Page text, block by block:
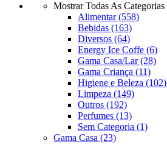
Mostrar Todas As Categorias
Alimentar(558)
Bebidas (163)
Diversos (64)
Energy Ice Coffe (6)
Gama Casa/Lar(28)
Gama Criança (11)
Higiene e Beleza (102)
Limpeza (149)
Outros (192)
Perfumes (13)
Sem Categoria (1)
Gama Casa (23)